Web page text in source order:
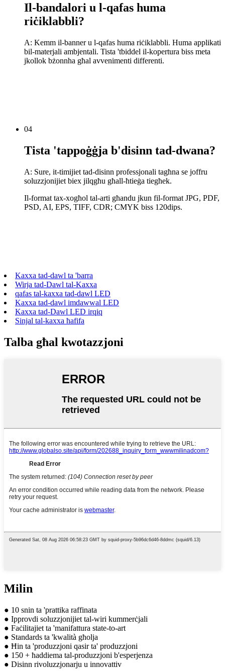
Il-bandalori u l-qafas huma
riċiklabbli?
A: Kemm il-banner u l-qafas huma riċiklabbli. Huma applikati
bil-materjali ambjentali. Tista 'tbiddel il-kopertura biss meta
jkollok bżonnha għal avvenimenti differenti.
04
Tista 'tappoġġja b'disinn tad-dwana?
A: Sure, it-timijiet tad-disinn professjonali tagħna se joffru
soluzzjonijiet biex jilqgħu għall-ħtieġa tiegħek.
Il-format tax-xogħol tal-arti għandu jkun fil-format JPG, PDF,
PSD, AI, EPS, TIFF, CDR; CMYK biss 120dips.
Kaxxa tad-dawl ta 'barra
Wirja tad-Dawl tal-Kaxxa
qafas tal-kaxxa tad-dawl LED
Kaxxa tad-dawl imdawwal LED
Kaxxa tad-Dawl LED irqiq
Sinjal tal-kaxxa ħafifa
Talba għal kwotazzjoni
Milin
● 10 snin ta 'prattika raffinata
● Ipprovdi soluzzjonijiet tal-wiri kummerċjali
● Faċilitajiet ta 'manifattura state-to-art
● Standards ta 'kwalità għolja
● Ħin ta 'produzzjoni qasir ta' produzzjoni
● 150 + ħaddiema tal-produzzjoni b'esperjenza
● Disinn rivoluzzjonarju u innovattiv